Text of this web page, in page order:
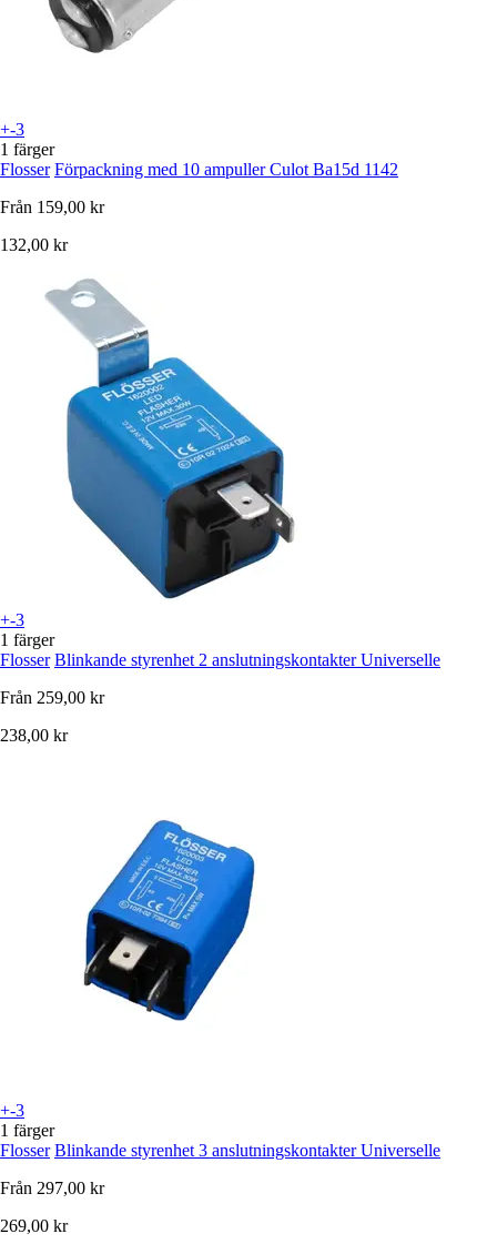
+-3
1 färger
Flosser Förpackning med 10 ampuller Culot Ba15d 1142
Från 159,00 kr
132,00 kr
+-3
1 färger
Flosser Blinkande styrenhet 2 anslutningskontakter Universelle
Från 259,00 kr
238,00 kr
+-3
1 färger
Flosser Blinkande styrenhet 3 anslutningskontakter Universelle
Från 297,00 kr
269,00 kr